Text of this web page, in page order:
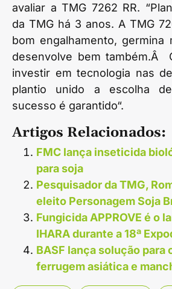
avaliar a TMG 7262 RR.
da TMG há 3 anos. A TMG
bom engalhamento,
desenvolve bem também.Â
investir em tecnologia nas
plantio unido a escolha
sucesso é garantido“.
Artigos Relacionados:
FMC lança inseticida
para soja
Pesquisador da TMG,
eleito Personagem Soja
Fungicida APPROVE é o
IHARA durante a 18ª
BASF lança solução para
ferrugem asiática e